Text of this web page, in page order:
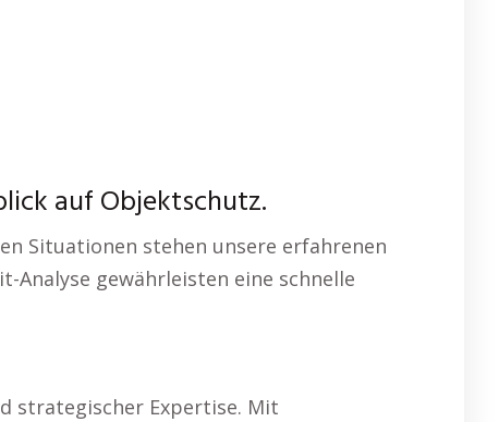
auf Objektschutz.
Situationen stehen unsere erfahrenen
Analyse gewährleisten eine schnelle
strategischer Expertise. Mit